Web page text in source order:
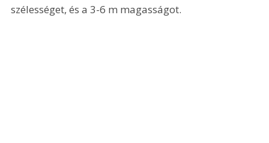
szélességet, és a 3-6 m magasságot.